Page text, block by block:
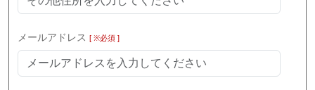
メールアドレス [ ※必須 ]